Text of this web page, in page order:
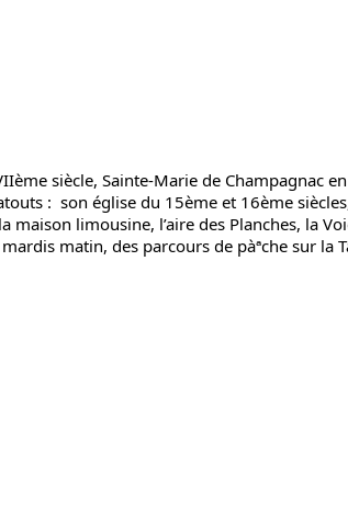
siècle, Sainte-Marie de Champagnac
: son église du 15ème et 16ème
limousine, l’aire des Planches, la
matin, des parcours de pàªche sur la